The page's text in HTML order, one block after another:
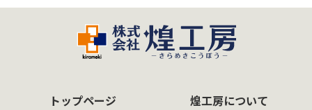
トップページ 煌工房について